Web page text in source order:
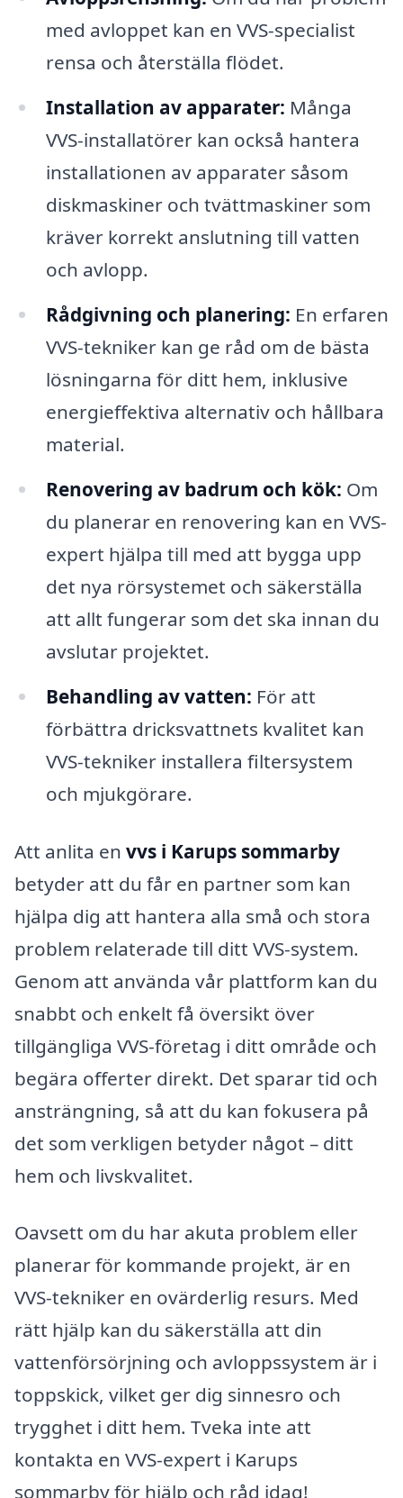
med avloppet kan en VVS-specialist
rensa och återställa flödet.
Installation av apparater: Många
VVS-installatörer kan också hantera
installationen av apparater såsom
diskmaskiner och tvättmaskiner som
kräver korrekt anslutning till vatten
och avlopp.
Rådgivning och planering: En erfaren
VVS-tekniker kan ge råd om de bästa
lösningarna för ditt hem, inklusive
energieffektiva alternativ och hållbara
material.
Renovering av badrum och kök: Om
du planerar en renovering kan en VVS-
expert hjälpa till med att bygga upp
det nya rörsystemet och säkerställa
att allt fungerar som det ska innan du
avslutar projektet.
Behandling av vatten: För att
förbättra dricksvattnets kvalitet kan
VVS-tekniker installera filtersystem
och mjukgörare.
Att anlita en vvs i Karups sommarby
betyder att du får en partner som kan
hjälpa dig att hantera alla små och stora
problem relaterade till ditt VVS-system.
Genom att använda vår plattform kan du
snabbt och enkelt få översikt över
tillgängliga VVS-företag i ditt område och
begära offerter direkt. Det sparar tid och
ansträngning, så att du kan fokusera på
det som verkligen betyder något – ditt
hem och livskvalitet.
Oavsett om du har akuta problem eller
planerar för kommande projekt, är en
VVS-tekniker en ovärderlig resurs. Med
rätt hjälp kan du säkerställa att din
vattenförsörjning och avloppssystem är i
toppskick, vilket ger dig sinnesro och
trygghet i ditt hem. Tveka inte att
kontakta en VVS-expert i Karups
sommarby för hjälp och råd idag!